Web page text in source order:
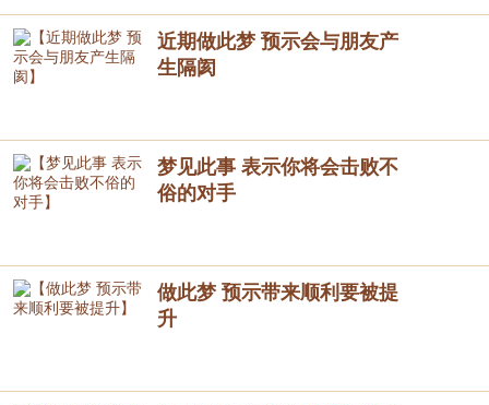
近期做此梦 预示会与朋友产
生隔阂
梦见此事 表示你将会击败不
俗的对手
做此梦 预示带来顺利要被提
升